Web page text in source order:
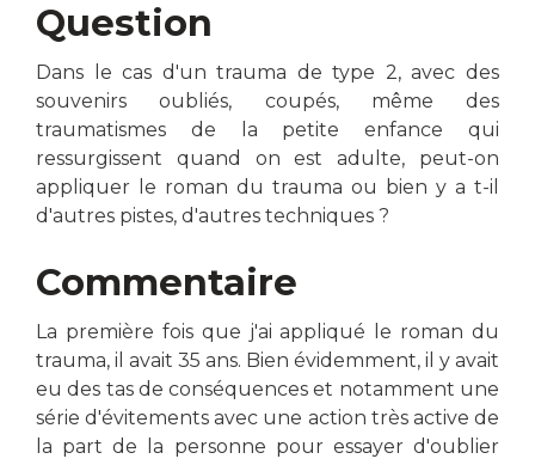
Question
Dans le cas d'un trauma de type 2, avec des
souvenirs oubliés, coupés, même des
traumatismes de la petite enfance qui
ressurgissent quand on est adulte, peut-on
appliquer le roman du trauma ou bien y a t-il
d'autres pistes, d'autres techniques ?
Commentaire
La première fois que j'ai appliqué le roman du
trauma, il avait 35 ans. Bien évidemment, il y avait
eu des tas de conséquences et notamment une
série d'évitements avec une action très active de
la part de la personne pour essayer d'oublier